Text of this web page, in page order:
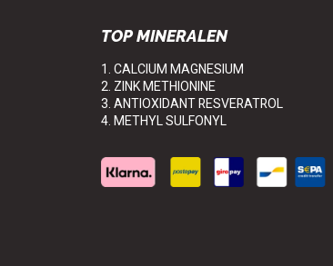
TOP MINERALEN
1. CALCIUM MAGNESIUM
2. ZINK METHIONINE
3. ANTIOXIDANT RESVERATROL
4. METHYL SULFONYL